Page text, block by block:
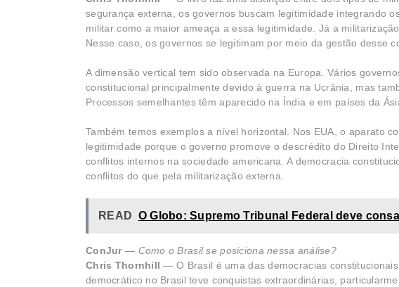
segurança externa, os governos buscam legitimidade integrando
militar como a maior ameaça a essa legitimidade. Já a
Nesse caso, os governos se legitimam por meio da gestão desse
A dimensão vertical tem sido observada na Europa. Vários
constitucional principalmente devido à guerra na Ucrânia, mas
Processos semelhantes têm aparecido na Índia e em países da
Também temos exemplos a nível horizontal. Nos EUA, o aparato
legitimidade porque o governo promove o descrédito do Direito
conflitos internos na sociedade americana. A democracia
conflitos do que pela militarização externa.
READ O Globo: Supremo Tribunal Federal deve
ConJur— Como o Brasil se posiciona nessa análise?
Chris Thornhill — O Brasil é uma das democracias
democrático no Brasil teve conquistas extraordinárias,